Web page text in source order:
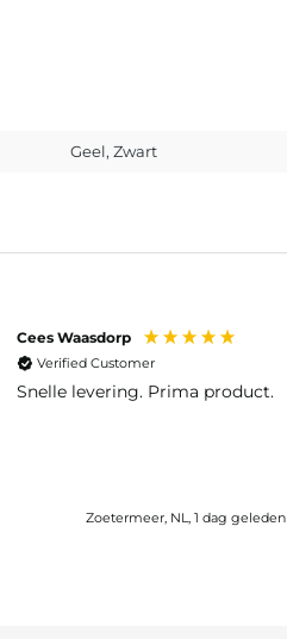
Geel, Zwart
Cees Waasdorp
Verified Customer
Snelle levering. Prima product.
Zoetermeer, NL, 1 dag geleden